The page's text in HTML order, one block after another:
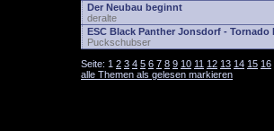
Der Neubau beginnt
deralte
ESC Black Panther Jonsdorf - Tornado
Puckschubser
Seite: 1 2 3 4 5 6 7 8 9 10 11 12 13 14 15 16
alle Themen als gelesen markieren